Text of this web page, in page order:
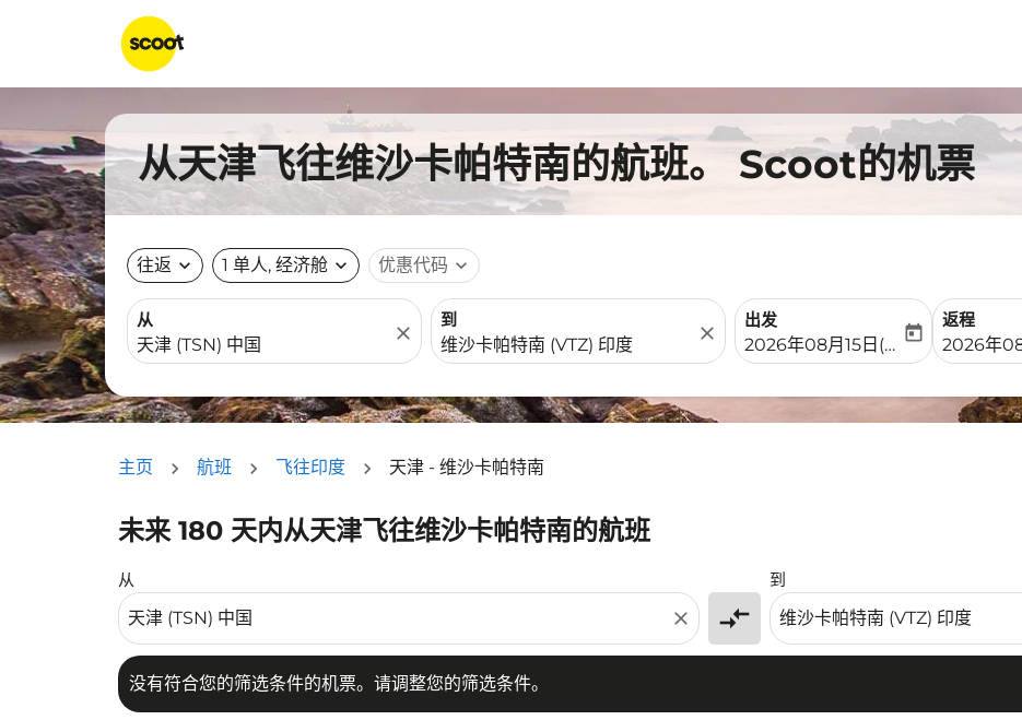
从天津飞往维沙卡帕特南的航班。 Scoot的机票
往返 expand_more 1 单人, 经济舱 expand_more 优惠代码 expand_more
从
close
到
close
出发
fc-booking-departure-date-
2026年08月15日(周六)
today
返程
fc-
2026年
主页 航班 飞往印度 天津 - 维沙卡帕特南
未来 180 天内从天津飞往维沙卡帕特南的航班
从
close compare_arrows
到
没有符合您的筛选条件的机票。请调整您的筛选条件。
没有符合您的筛选条件的机票。请调整您的筛选条件。